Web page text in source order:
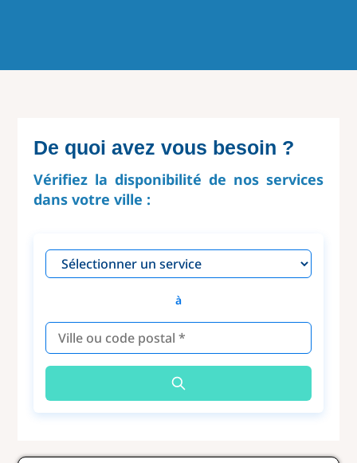
De quoi avez vous besoin ?
Vérifiez la disponibilité de nos services
dans votre ville :
à